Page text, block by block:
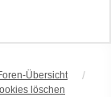
Übersicht
löschen